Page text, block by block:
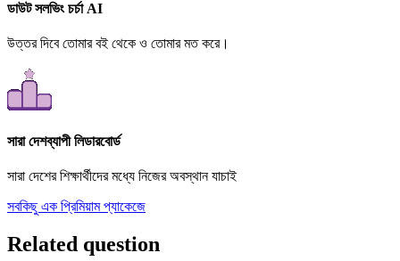
ডাউট সলভিং চর্চা AI
উত্তর দিবে তোমার বই থেকে ও তোমার মত করে।
সারা দেশব্যাপী লিডারবোর্ড
সারা দেশের শিক্ষার্থীদের মধ্যে নিজের অবস্থান যাচাই
সবকিছু এক প্রিমিয়াম প্যাকেজে
Related question